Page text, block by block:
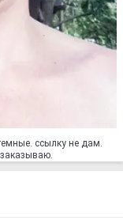
ссылку не дам.